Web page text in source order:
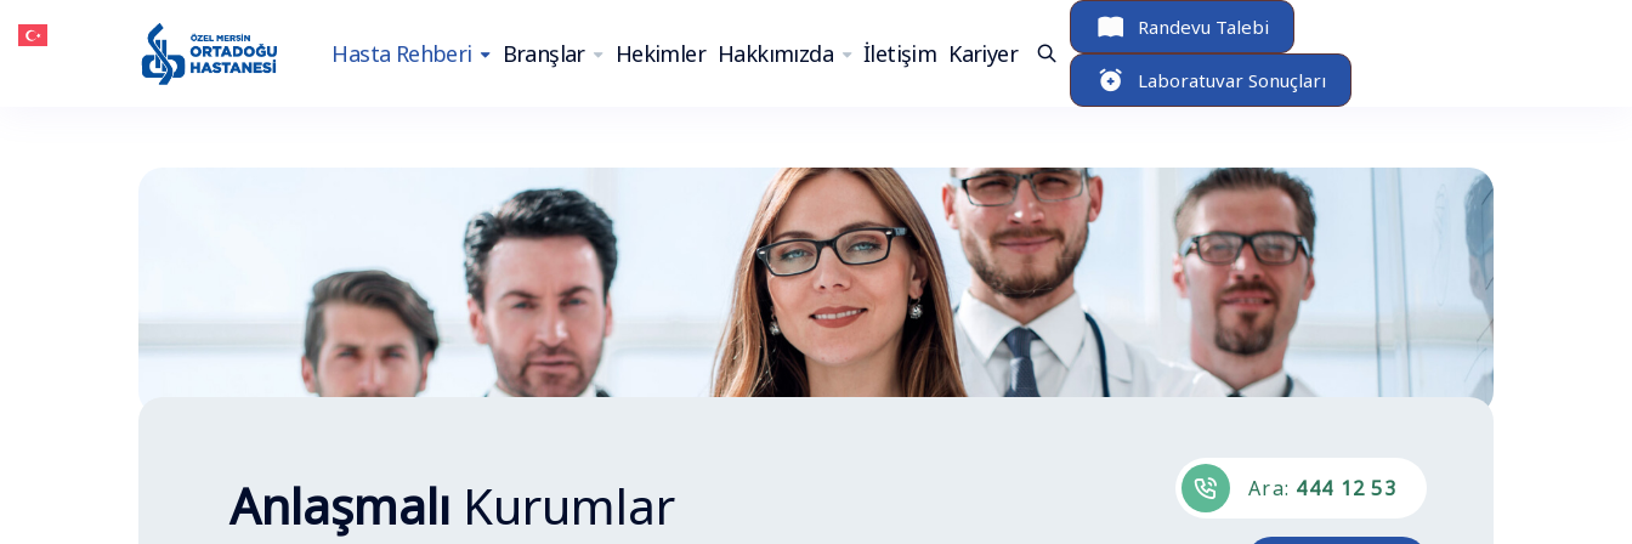
Hasta Rehberi Branşlar Hekimler Hakkımızda İletişim Kariyer
Randevu Talebi
Laboratuvar Sonuçları
Anlaşmalı Kurumlar Ara: 444 12 53